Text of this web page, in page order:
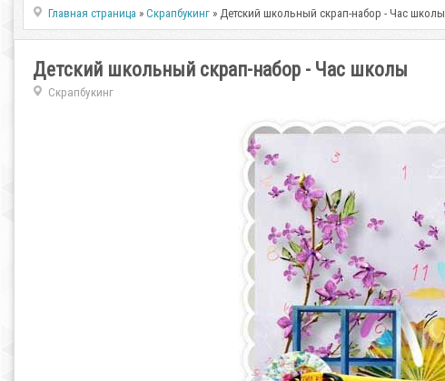
Главная страница »Скрапбукинг » Детский школьный скрап-набор - Час школы
Детский школьный скрап-набор - Час школы
Скрапбукинг